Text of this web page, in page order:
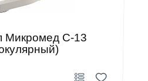
Микромед С-13